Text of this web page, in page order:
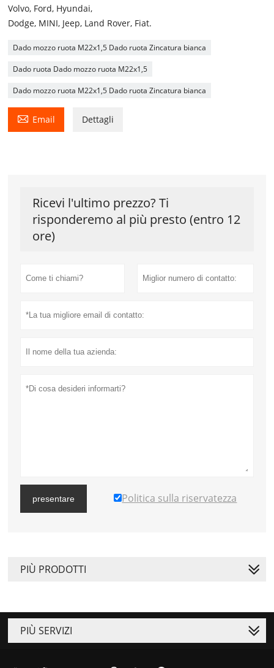
Volvo, Ford, Hyundai,
Dodge, MINI, Jeep, Land Rover, Fiat.
Dado mozzo ruota M22x1,5 Dado ruota Zincatura bianca
Dado ruota Dado mozzo ruota M22x1,5
Dado mozzo ruota M22x1,5 Dado ruota Zincatura bianca
 Email Dettagli
Ricevi l'ultimo prezzo? Ti
risponderemo al più presto (entro 12
ore)
presentare Politica sulla riservatezza
PIÙ PRODOTTI
PIÙ SERVIZI